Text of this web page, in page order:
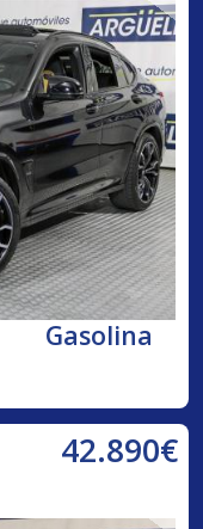
Gasolina
42.890€